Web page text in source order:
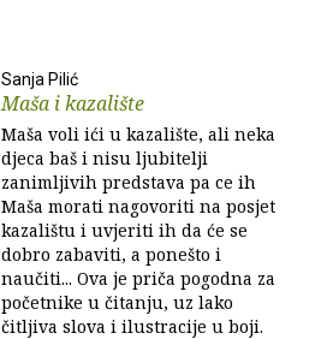
Sanja Pilić
Maša i kazalište
Maša voli ići u kazalište, ali neka
djeca baš i nisu ljubitelji
zanimljivih predstava pa ce ih
Maša morati nagovoriti na posjet
kazalištu i uvjeriti ih da će se
dobro zabaviti, a ponešto i
naučiti... Ova je priča pogodna za
početnike u čitanju, uz lako
čitljiva slova i ilustracije u boji.